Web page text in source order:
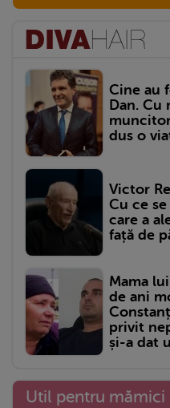
Cine au
Dan. Cu
dus o
Victor
Cu ce
care a
față de
Mama
de ani
privit
și-a dat
Util pentru mămici